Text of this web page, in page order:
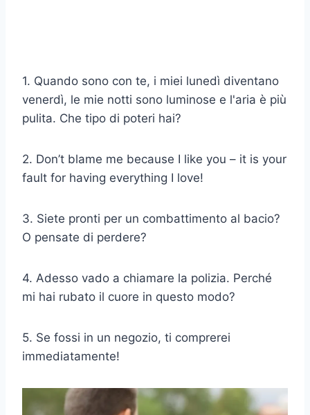
1. Quando sono con te, i miei lunedì diventano
venerdì, le mie notti sono luminose e l'aria è più
pulita. Che tipo di poteri hai?
2. Don’t blame me because I like you – it is your
fault for having everything I love!
3. Siete pronti per un combattimento al bacio?
O pensate di perdere?
4. Adesso vado a chiamare la polizia. Perché
mi hai rubato il cuore in questo modo?
5. Se fossi in un negozio, ti comprerei
immediatamente!